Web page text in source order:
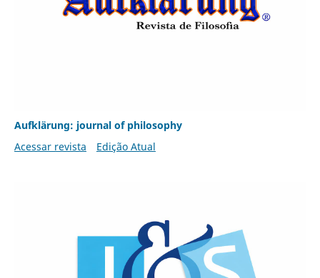
Aufklärung: journal of philosophy
Acessar revista
Edição Atual